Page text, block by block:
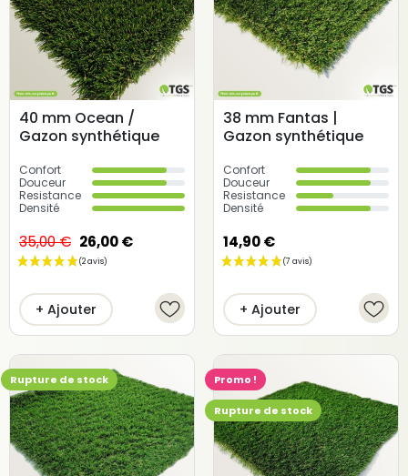
(11 avis)
40 mm Ocean /
Gazon synthétique
Confort
Douceur
Resistance
Densité
35,00 € 26,00 €
+ Ajouter
38 mm Fantas |
Gazon synthétique
Confort
Douceur
Resistance
Densité
14,90 €
+ Ajouter
Rupture de stock Promo !
Rupture de stock